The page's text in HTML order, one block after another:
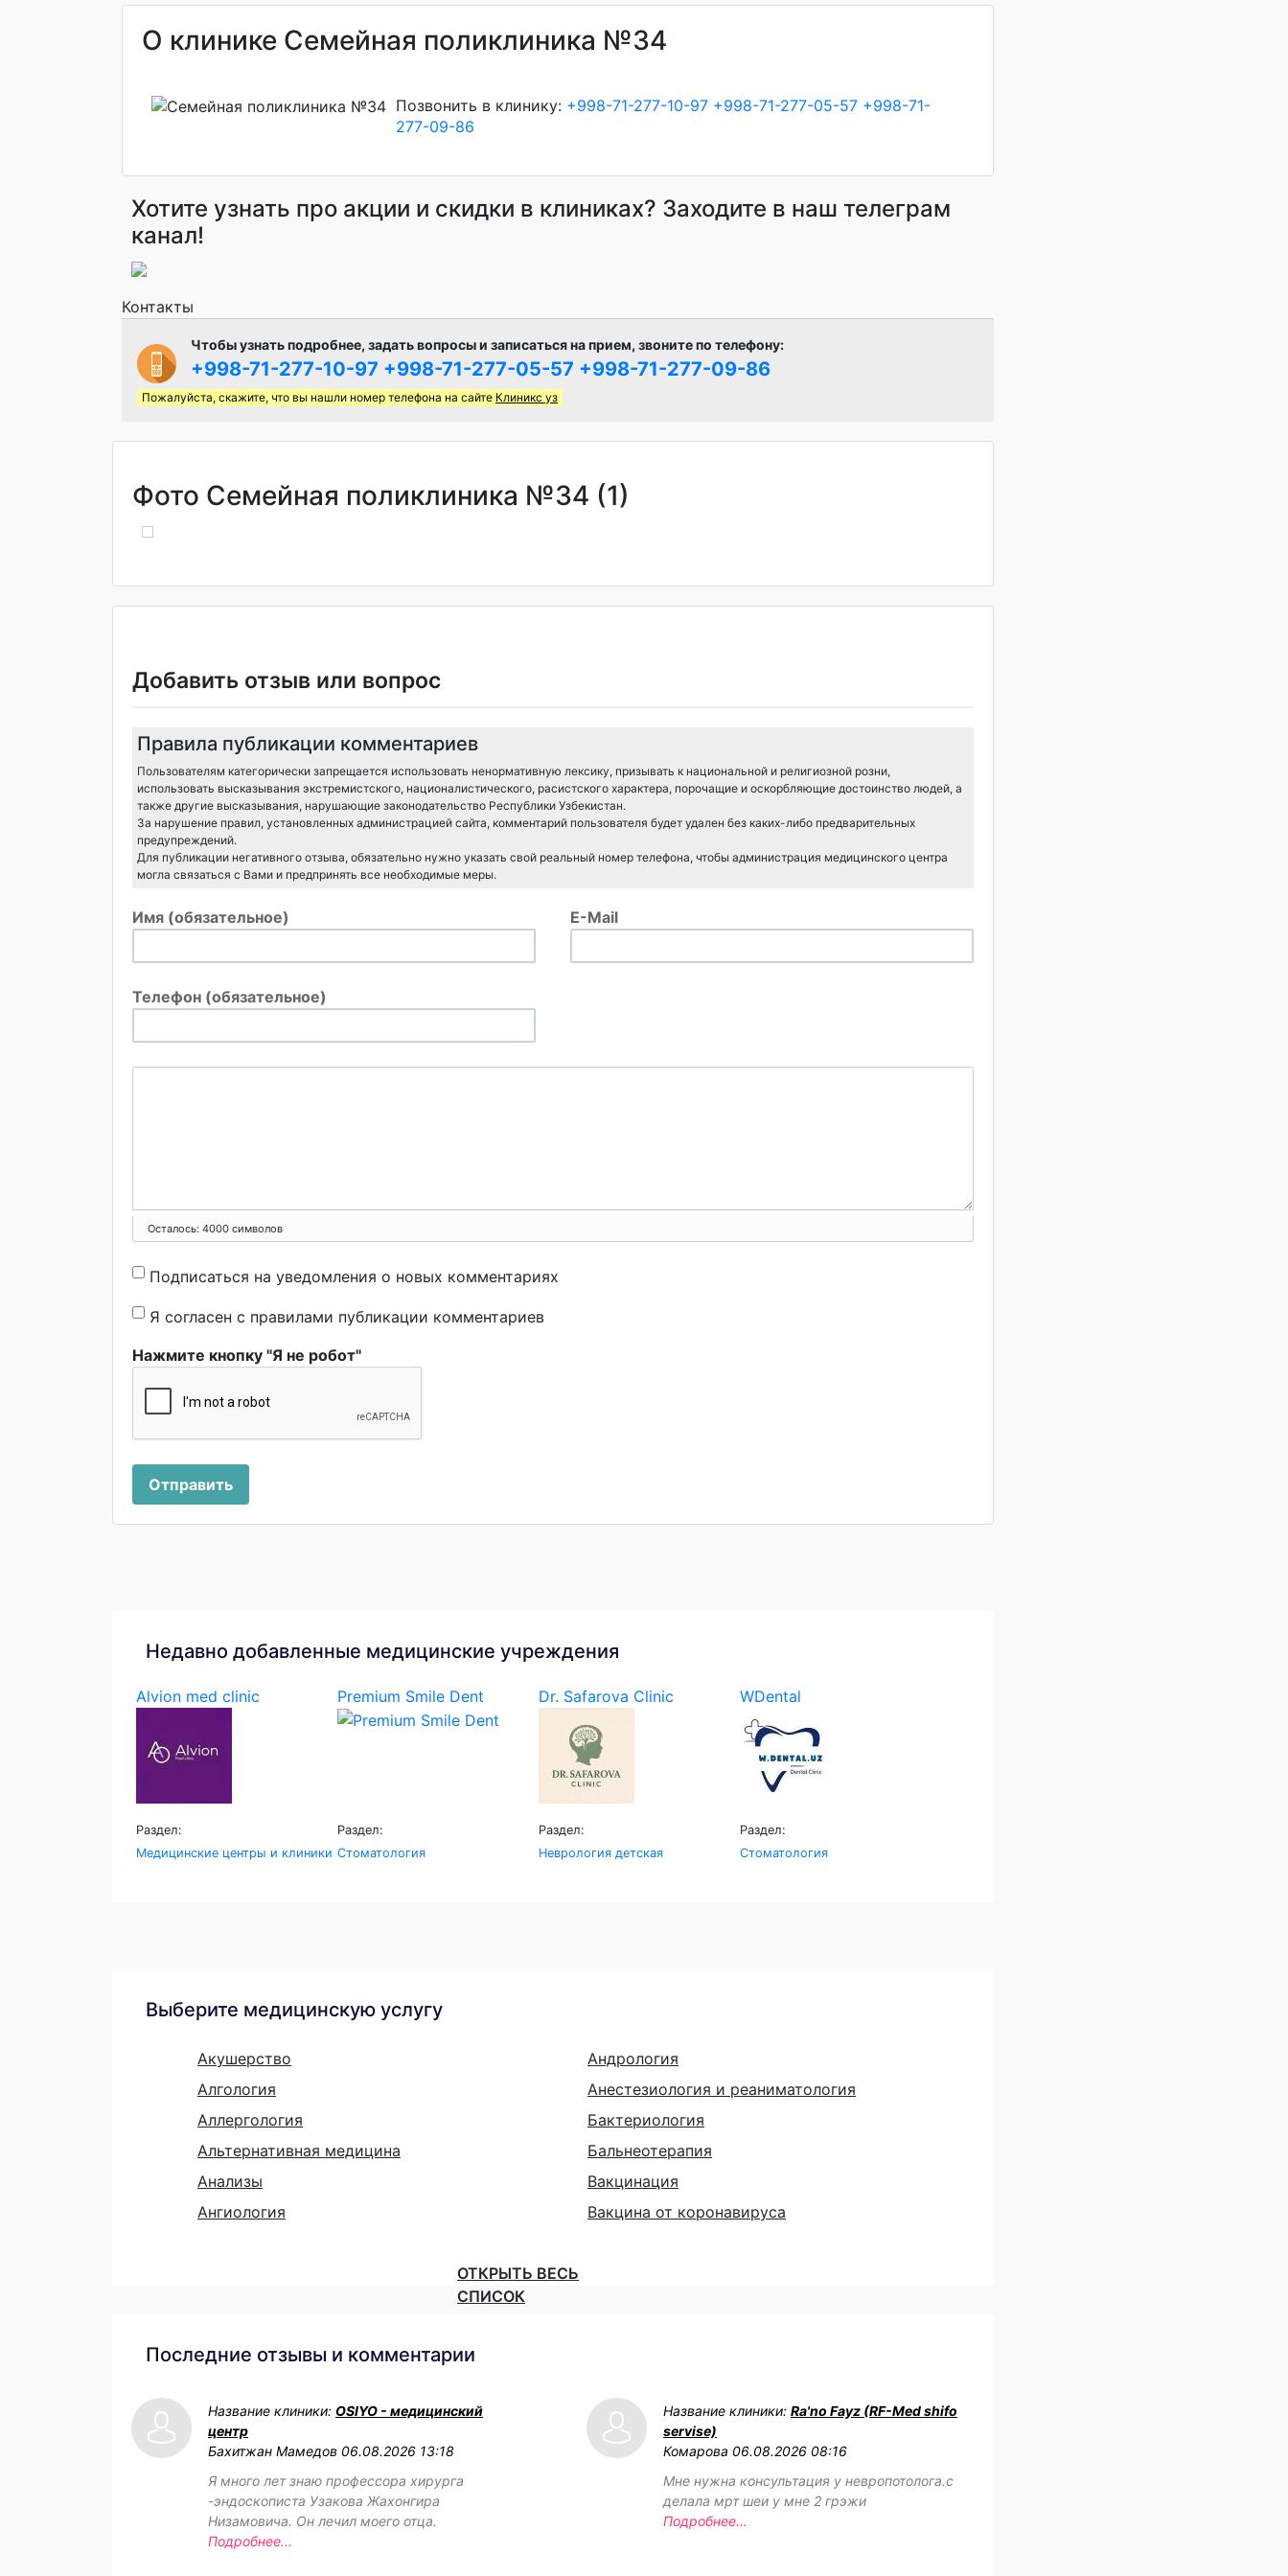
О клинике Семейная поликлиника №34
Позвонить в клинику: +998-71-277-10-97 +998-71-277-05-57 +998-71-
277-09-86
Хотите узнать про акции и скидки в клиниках? Заходите в наш телеграм
канал!
Контакты
Чтобы узнать подробнее, задать вопросы и записаться на прием, звоните по телефону:
+998-71-277-10-97 +998-71-277-05-57 +998-71-277-09-86
Пожалуйста, скажите, что вы нашли номер телефона на сайте Клиникс уз
Фото Семейная поликлиника №34 (1)
Добавить отзыв или вопрос
Правила публикации комментариев
Пользователям категорически запрещается использовать ненормативную лексику, призывать к национальной и религиозной розни,
использовать высказывания экстремистского, националистического, расистского характера, порочащие и оскорбляющие достоинство людей, а
также другие высказывания, нарушающие законодательство Республики Узбекистан.
За нарушение правил, установленных администрацией сайта, комментарий пользователя будет удален без каких-либо предварительных
предупреждений.
Для публикации негативного отзыва, обязательно нужно указать свой реальный номер телефона, чтобы администрация медицинского центра
могла связаться с Вами и предпринять все необходимые меры.
Имя (обязательное) E-Mail
Телефон (обязательное)
Осталось: 4000 символов
Подписаться на уведомления о новых комментариях
Я согласен с правилами публикации комментариев
Нажмите кнопку "Я не робот"
Отправить
Недавно добавленные медицинские учреждения
Alvion med clinic
Раздел:
Медицинские центры и клиники
Premium Smile Dent
Раздел:
Стоматология
Dr. Safarova Clinic
Раздел:
Неврология детская
WDental
Раздел:
Стоматология
Выберите медицинскую услугу
Акушерство
Алгология
Аллергология
Альтернативная медицина
Анализы
Ангиология
Андрология
Анестезиология и реаниматология
Бактериология
Бальнеотерапия
Вакцинация
Вакцина от коронавируса
ОТКРЫТЬ ВЕСЬ
СПИСОК
Последние отзывы и комментарии
Название клиники: OSIYO - медицинский
центр
Бахитжан Мамедов 06.08.2026 13:18
Я много лет знаю профессора хирурга
-эндоскописта Узакова Жахонгира
Низамовича. Он лечил моего отца.
Подробнее...
Название клиники: Ra'no Fayz (RF-Med shifo
servise)
Комарова 06.08.2026 08:16
Мне нужна консультация у невропотолога.с
делала мрт шеи у мне 2 грэжи
Подробнее...